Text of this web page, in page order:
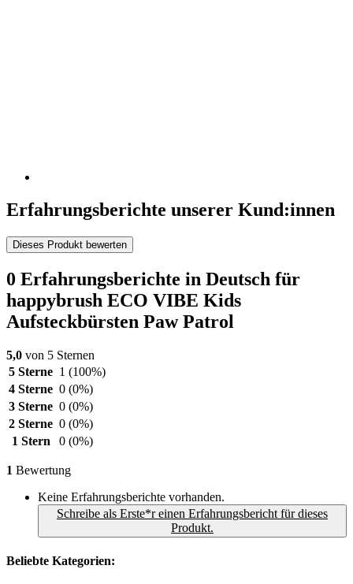
Erfahrungsberichte unserer Kund:innen
Dieses Produkt bewerten
0 Erfahrungsberichte in Deutsch für
happybrush ECO VIBE Kids
Aufsteckbürsten Paw Patrol
5,0 von 5 Sternen
5 Sterne 1 (100%)
4 Sterne 0 (0%)
3 Sterne 0 (0%)
2 Sterne 0 (0%)
1 Stern
0 (0%)
1 Bewertung
Keine Erfahrungsberichte vorhanden.
Schreibe als Erste*r einen Erfahrungsbericht für dieses
Produkt.
Beliebte Kategorien: